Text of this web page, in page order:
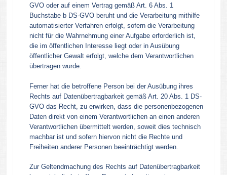
GVO oder auf einem Vertrag gemäß Art. 6 Abs. 1
Buchstabe b DS-GVO beruht und die Verarbeitung mithilfe
automatisierter Verfahren erfolgt, sofern die Verarbeitung
nicht für die Wahrnehmung einer Aufgabe erforderlich ist,
die im öffentlichen Interesse liegt oder in Ausübung
öffentlicher Gewalt erfolgt, welche dem Verantwortlichen
übertragen wurde.
Ferner hat die betroffene Person bei der Ausübung ihres
Rechts auf Datenübertragbarkeit gemäß Art. 20 Abs. 1 DS-
GVO das Recht, zu erwirken, dass die personenbezogenen
Daten direkt von einem Verantwortlichen an einen anderen
Verantwortlichen übermittelt werden, soweit dies technisch
machbar ist und sofern hiervon nicht die Rechte und
Freiheiten anderer Personen beeinträchtigt werden.
Zur Geltendmachung des Rechts auf Datenübertragbarkeit